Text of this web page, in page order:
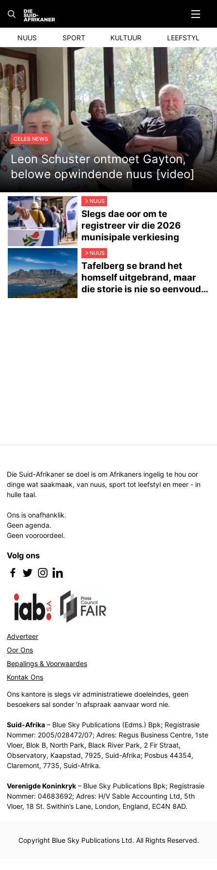
content
NUUS SPORT KULTUUR LEEFSTYL
CELEB NEWS
Leon Schuster ontmoet Gayton,
belowe opwindende nuus [video]
NUUS
Slegs dae oor om te
registreer vir die 2026
munisipale verkiesing
NUUS
Tafelberg se brand het
homself uitgebrand, maar
die storie is nie so eenvoudig
Die Suid-Afrikaner se doel is om Afrikaners ingelig te hou oor
dinge wat saakmaak, van nuus, sport tot leefstyl en meer - in
hulle taal.
Ons is onafhanklik.
Geen agenda.
Geen vooroordeel.
Volg ons
Adverteer
Oor Ons
Bepalings & Voorwaardes
Kontak Ons
Ons kantore is slegs vir administratiewe doeleindes, geen
besoekers sal sonder ‘n afspraak aanvaar word nie.
Suid-Afrika – Blue Sky Publications (Edms.) Bpk; Registrasie
Nommer: 2005/028472/07; Adres: Regus Business Centre, 1ste
Vloer, Blok B, North Park, Black River Park, 2 Fir Straat,
Observatory, Kaapstad, 7925, Suid-Afrika; Posbus 44354,
Claremont, 7735, Suid-Afrika.
Verenigde Koninkryk – Blue Sky Publications Bpk; Registrasie
Nommer: 04683692; Adres: H/V Sable Accounting Ltd, 5th
Vloer, 18 St. Swithin’s Lane, London, England, EC4N 8AD.
Copyright Blue Sky Publications Ltd. All Rights Reserved.